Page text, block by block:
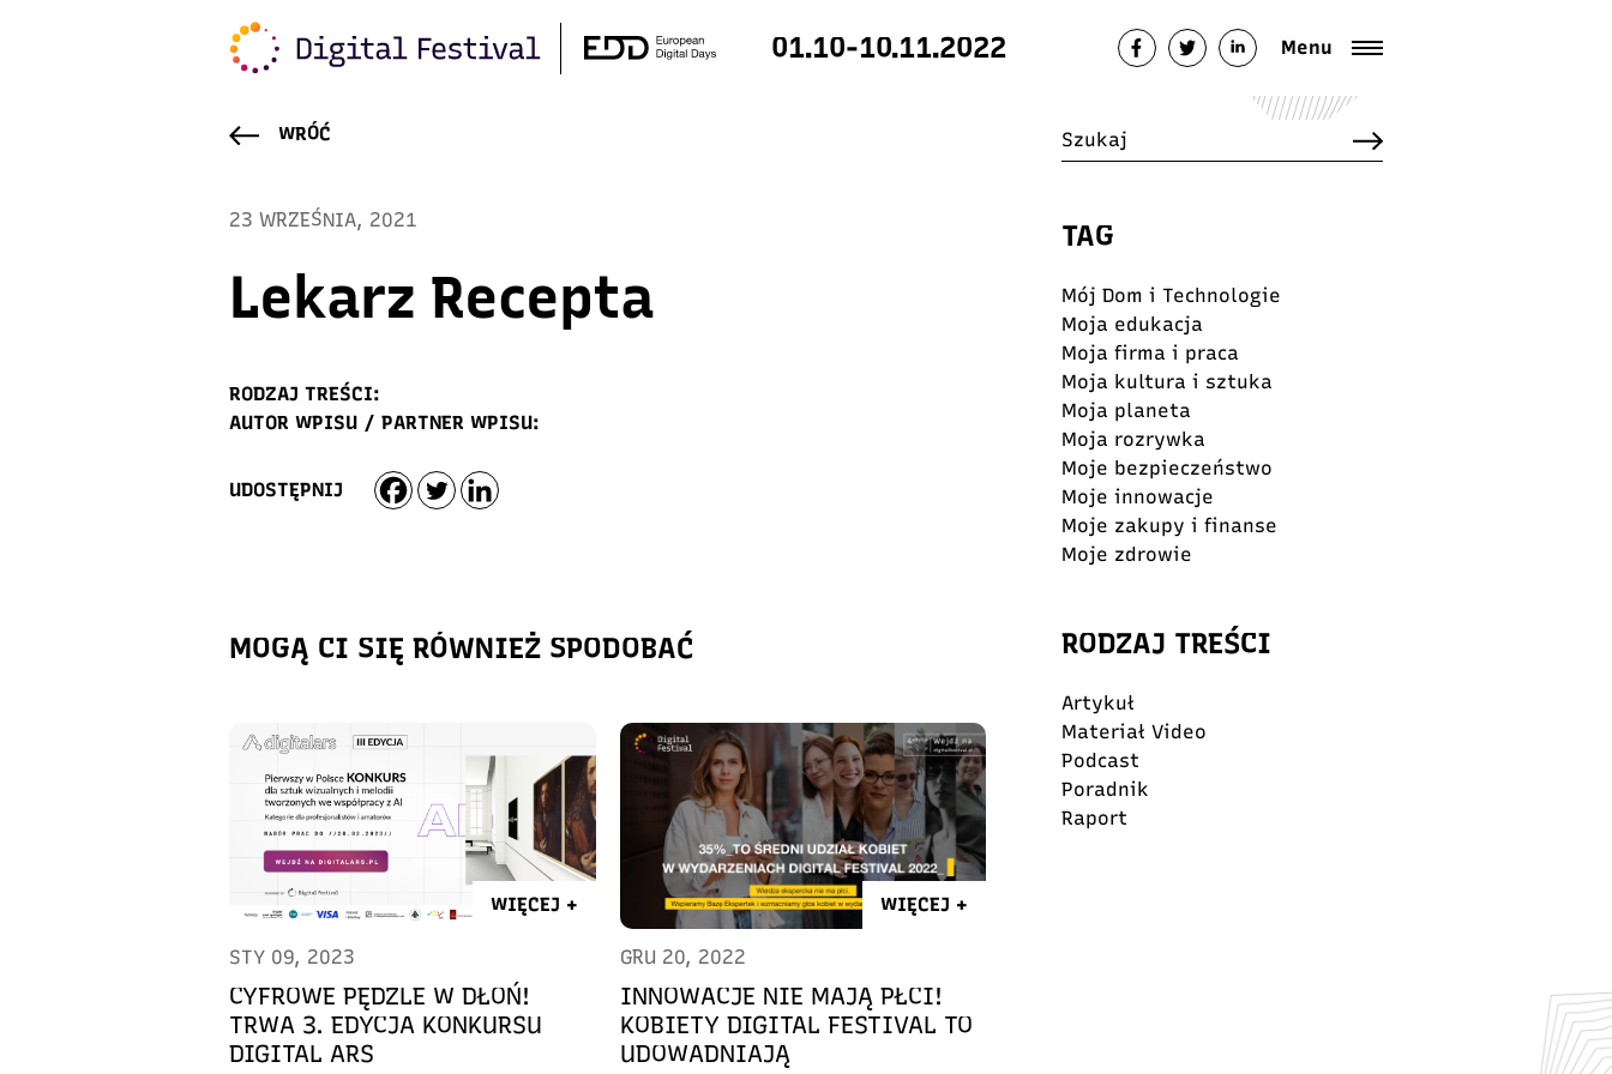
01.10-10.11.2022 Menu
WRÓĆ
23 WRZEŚNIA, 2021
Lekarz Recepta
RODZAJ TREŚCI:
AUTOR WPISU / PARTNER WPISU:
UDOSTĘPNIJ
MOGĄ CI SIĘ RÓWNIEŻ SPODOBAĆ
WIĘCEJ +
STY 09, 2023
CYFROWE PĘDZLE W DŁOŃ!
TRWA 3. EDYCJA KONKURSU
DIGITAL ARS
WIĘCEJ +
GRU 20, 2022
INNOWACJE NIE MAJĄ PŁCI!
KOBIETY DIGITAL FESTIVAL TO
UDOWADNIAJĄ
TAG
Mój Dom i Technologie
Moja edukacja
Moja firma i praca
Moja kultura i sztuka
Moja planeta
Moja rozrywka
Moje bezpieczeństwo
Moje innowacje
Moje zakupy i finanse
Moje zdrowie
RODZAJ TREŚCI
Artykuł
Materiał Video
Podcast
Poradnik
Raport